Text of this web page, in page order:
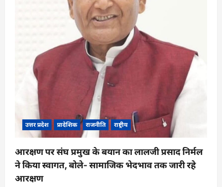
उत्तर प्रदेश प्रादेशिक राजनीति राष्ट्रीय
आरक्षण पर संघ प्रमुख के बयान का लालजी प्रसाद निर्मल
ने किया स्वागत, बोले- सामाजिक भेदभाव तक जारी रहे
आरक्षण